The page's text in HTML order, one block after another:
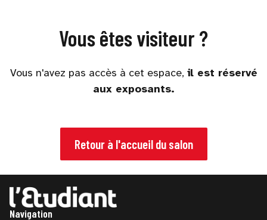
Vous êtes visiteur ?
Vous n'avez pas accès à cet espace, il est réservé
aux exposants.
Retour à l'accueil du salon
Navigation